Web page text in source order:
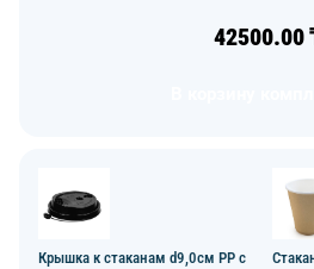
42500.00
Крышка к стаканам d9,0см PP с